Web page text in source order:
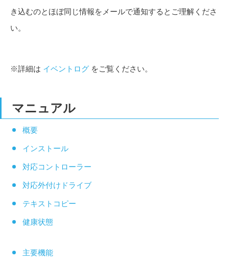
き込むのとほぼ同じ情報をメールで通知するとご理解くださ
い。
※詳細は イベントログ をご覧ください。
マニュアル
概要
インストール
対応コントローラー
対応外付けドライブ
テキストコピー
健康状態
主要機能